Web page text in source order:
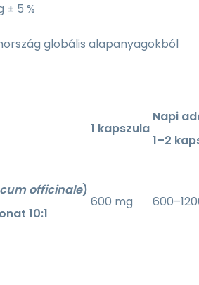
± 5 %
globális alapanyagokból
1 kapszula
Napi
1–2
officinale)
10:1
600 mg